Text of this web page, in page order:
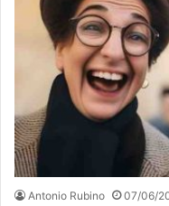
Antonio Rubino 07/06/